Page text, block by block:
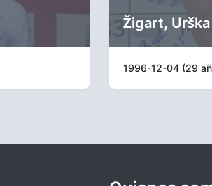
Žigart, Urška
1996-12-04 (29